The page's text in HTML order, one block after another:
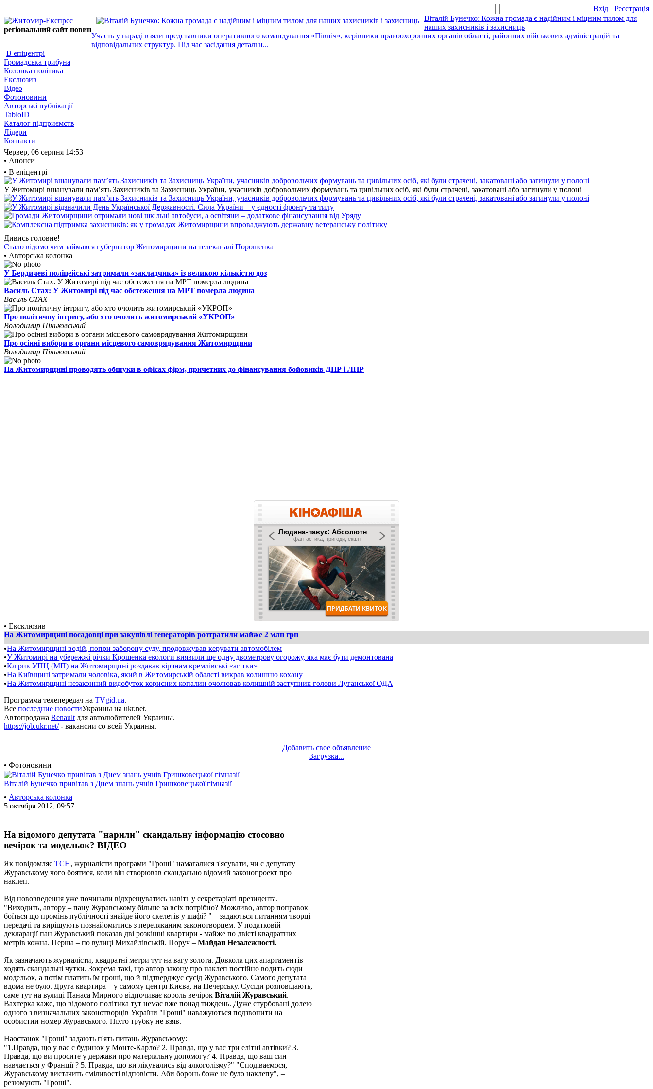
Вхід Реєстрація
регіональний сайт новин
Віталій Бунечко: Кожна громада є надійним і міцним тилом для
наших захисників і захисниць
Участь у нараді взяли представники оперативного командування «Північ», керівники правоохоронних органів області, районних військових адміністрацій та
відповідальних структур. Під час засідання детальн...
В епіцентрі
Громадська трибуна
Колонка політика
Екслюзив
Відео
Фотоновини
Авторські публікації
TabloID
Каталог підприємств
Лідери
Контакти
Червер, 06 серпня 14:53
• Анонси
• В епіцентрі
У Житомирі вшанували пам’ять Захисників та Захисниць України, учасників добровольчих формувань та цивільних осіб, які були страчені, закатовані або загинули у полоні
Дивись головне!
Стало відомо чим займався губернатор Житомирщини на телеканалі Порошенка
• Авторська колонка
У Бердичеві поліцейські затримали «закладчика» із великою кількістю доз
Василь Стах: У Житомирі під час обстеження на МРТ померла людина
Василь СТАХ
Про політичну інтригу, або хто очолить житомирський «УКРОП»
Володимир Піньковський
Про осінні вибори в органи місцевого самоврядування Житомирщини
Володимир Піньковський
На Житомирщині проводять обшуки в офісах фірм, причетних до фінансування бойовиків ДНР і ЛНР
• Ексклюзив
На Житомирщині посадовці при закупівлі генераторів розтратили майже 2 млн грн
•На Житомирщині водій, попри заборону суду, продовжував керувати автомобілем
•У Житомирі на убережжі річки Крошенка екологи виявили ще одну двометрову огорожу, яка має бути демонтована
•Клірик УПЦ (МП) на Житомирщині роздавав вірянам кремлівські «агітки»
•На Київщині затримали чоловіка, який в Житомирській обалсті викрав колишню кохану
•На Житомирщині незаконний видобуток корисних копалин очолював колишній заступник голови Луганської ОДА
Программа телепередач на TVgid.ua.
Все последние новостиУкраины на ukr.net.
Автопродажа Renault для автолюбителей Украины.
https://job.ukr.net/- вакансии со всей Украины.
Добавить свое объявление
Загрузка...
• Фотоновини
Віталій Бунечко привітав з Днем знань учнів Гришковецької гімназії
• Авторська колонка
5 октября 2012, 09:57
На відомого депутата "нарили" скандальну інформацію стосовно
вечірок та модельок? ВІДЕО
Як повідомляє ТСН, журналісти програми "Гроші" намагалися з'ясувати, чи є депутату
Журавському чого боятися, коли він створював скандально відомий законопроект про
наклеп.
Від нововведення уже починали відхрещуватись навіть у секретаріаті президента.
"Виходить, автору – пану Журавському більше за всіх потрібно? Можливо, автор поправок
боїться що промінь публічності знайде його скелетів у шафі? " – задаються питанням творці
передачі та вирішують познайомитись з переляканим законотворцем. У податковій
декларації пан Журавський показав дві розкішні квартири - майже по двісті квадратних
метрів кожна. Перша – по вулиці Михайлівській. Поруч – Майдан Незалежності.
Як зазначають журналісти, квадратні метри тут на вагу золота. Довкола цих апартаментів
ходять скандальні чутки. Зокрема такі, що автор закону про наклеп постійно водить сюди
модельок, а потім платить їм гроші, що й підтверджує сусід Журавського. Самого депутата
вдома не було. Друга квартира – у самому центрі Києва, на Печерську. Сусіди розповідають,
саме тут на вулиці Панаса Мирного відпочиває король вечірок Віталій Журавський.
Вахтерка каже, що відомого політика тут немає вже понад тиждень. Дуже стурбовані долею
одного з визначальних законотворців України "Гроші" наважуються подзвонити на
особистий номер Журавського. Ніхто трубку не взяв.
Наостанок "Гроші" задають п'ять питань Журавському:
"1.Правда, що у вас є будинок у Монте-Карло? 2. Правда, що у вас три елітні автівки? 3.
Правда, що ви просите у держави про матеріальну допомогу? 4. Правда, що ваш син
навчається у Франції ? 5. Правда, що ви лікувались від алкоголізму?" "Сподіваємося,
Журавському вистачить сміливості відповісти. Аби боронь боже не було наклепу", –
резюмують "Гроші".